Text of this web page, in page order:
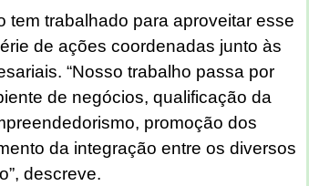
tem trabalhado para aproveitar esse
de ações coordenadas junto às
“Nosso trabalho passa por
de negócios, qualificação da
promoção dos
da integração entre os diversos
descreve.